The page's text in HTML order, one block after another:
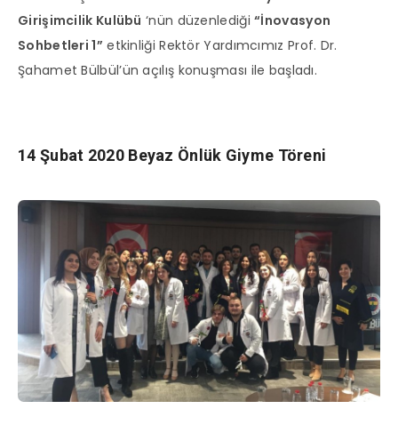
Girişimcilik Kulübü ‘nün düzenlediği“İnovasyon
Sohbetleri 1” etkinliği Rektör Yardımcımız Prof. Dr.
Şahamet Bülbül’ün açılış konuşması ile başladı.
14 Şubat 2020 Beyaz Önlük Giyme Töreni